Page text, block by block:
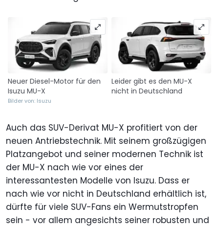
Neuer Diesel-Motor für den
Isuzu MU-X
Bilder von: Isuzu
Leider gibt es den MU-X
nicht in Deutschland
Auch das SUV-Derivat MU-X profitiert von der
neuen Antriebstechnik. Mit seinem großzügigen
Platzangebot und seiner modernen Technik ist
der MU-X nach wie vor eines der
interessantesten Modelle von Isuzu. Dass er
nach wie vor nicht in Deutschland erhältlich ist,
dürfte für viele SUV-Fans ein Wermutstropfen
sein - vor allem angesichts seiner robusten und